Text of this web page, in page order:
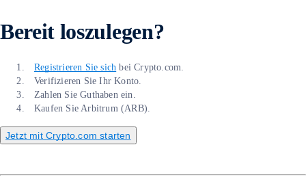
Bereit loszulegen?
Registrieren Sie sich bei Crypto.com.
Verifizieren Sie Ihr Konto.
Zahlen Sie Guthaben ein.
Kaufen Sie Arbitrum (ARB).
Jetzt mit Crypto.com starten